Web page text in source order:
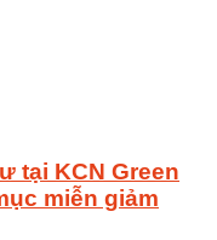
tại KCN Green
miễn giảm